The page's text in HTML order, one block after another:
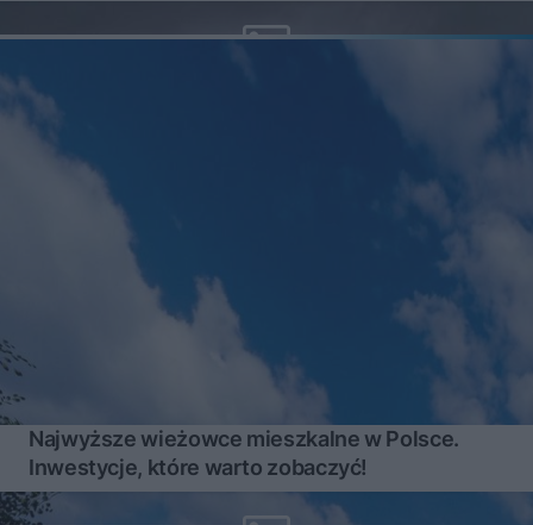
Najwyższe wieżowce mieszkalne w Polsce.
Inwestycje, które warto zobaczyć!